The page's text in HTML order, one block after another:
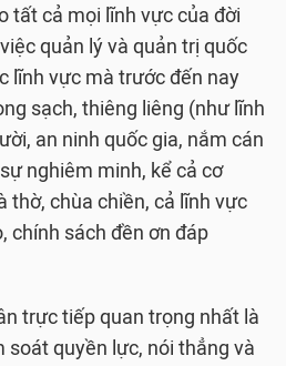
tất cả mọi lĩnh vực của đời
quản lý và quản trị quốc
lĩnh vực mà trước đến nay
sạch, thiêng liêng (như lĩnh
an ninh quốc gia, nắm cán
nghiêm minh, kể cả cơ
thờ, chùa chiền, cả lĩnh vực
chính sách đền ơn đáp
trực tiếp quan trọng nhất là
quyền lực, nói thẳng và